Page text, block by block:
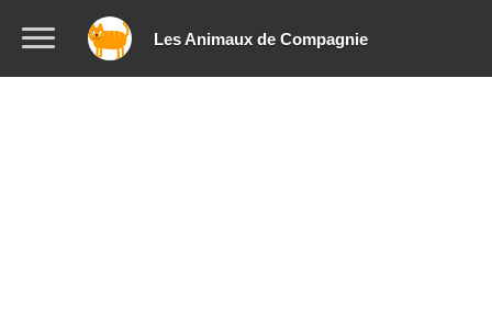
Les Animaux de Compagnie